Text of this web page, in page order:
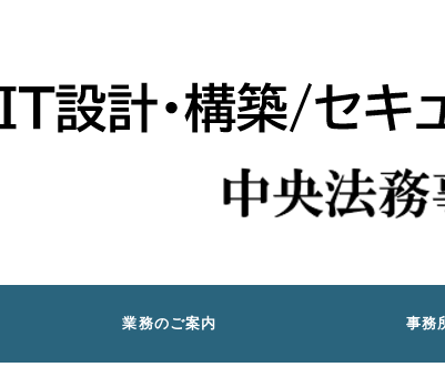
業務のご案内 事務